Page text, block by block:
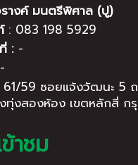
งค์ มนตรีพิศาล (ปู)
: 083 198 5929
: -
-
61/59 ซอยแจ้งวัฒนะ 5
ทุ่งสองห้อง เขตหลักสี่ ก
าชม